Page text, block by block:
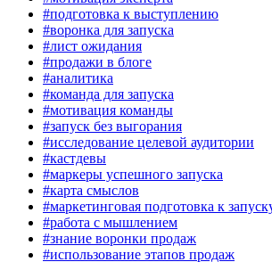
#подготовка к выступлению
#воронка для запуска
#лист ожидания
#продажи в блоге
#аналитика
#команда для запуска
#мотивация команды
#запуск без выгорания
#исследование целевой аудитории
#кастдевы
#маркеры успешного запуска
#карта смыслов
#маркетинговая подготовка к
#работа с мышлением
#знание воронки продаж
#использование этапов продаж